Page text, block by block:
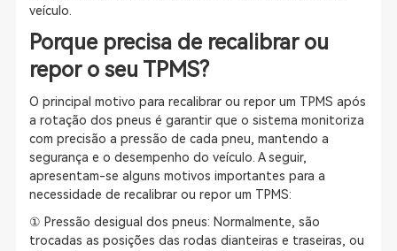
veículo.
Porque precisa de recalibrar ou
repor o seu TPMS?
O principal motivo para recalibrar ou repor um TPMS após
a rotação dos pneus é garantir que o sistema monitoriza
com precisão a pressão de cada pneu, mantendo a
segurança e o desempenho do veículo. A seguir,
apresentam-se alguns motivos importantes para a
necessidade de recalibrar ou repor um TPMS:
① Pressão desigual dos pneus: Normalmente, são
trocadas as posições das rodas dianteiras e traseiras, ou